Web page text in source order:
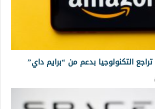
التكنولوجيا بدعم من “برايم داي”